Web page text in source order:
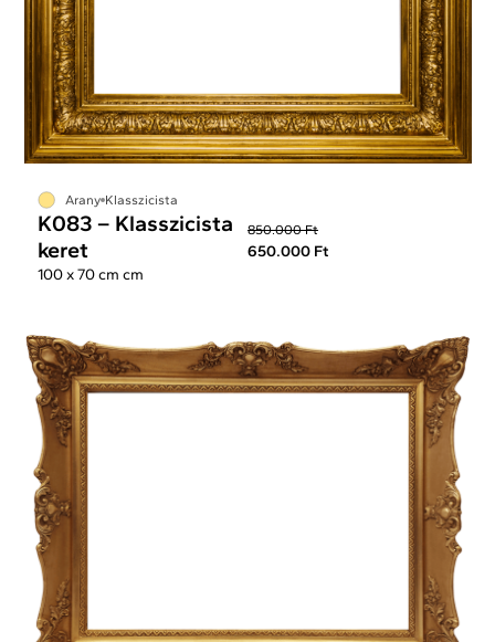
Arany Klasszicista
K083 – Klasszicista
keret
850.000 Ft
650.000 Ft
100 x 70 cm cm